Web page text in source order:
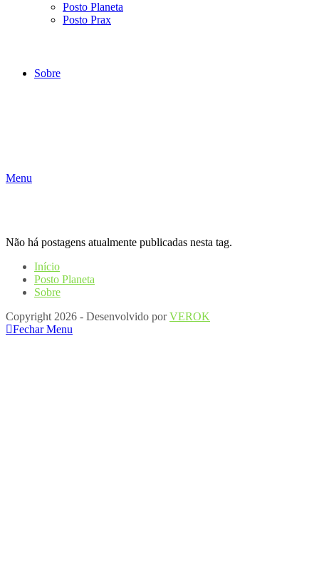
Posto Planeta
Posto Prax
Sobre
Menu
Não há postagens atualmente publicadas nesta tag.
Início
Posto Planeta
Sobre
Copyright 2026 - Desenvolvido porVEROK
Fechar Menu